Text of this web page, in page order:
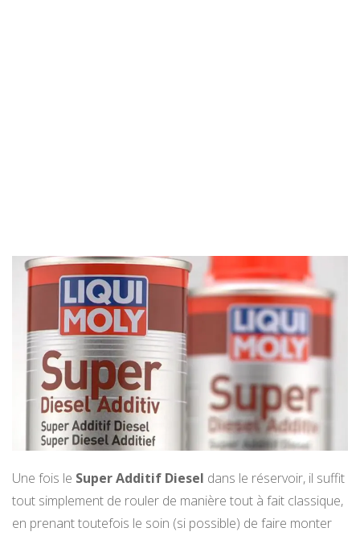
Une fois le Super Additif Diesel dans le réservoir, il suffit
tout simplement de rouler de manière tout à fait classique,
en prenant toutefois le soin (si possible) de faire monter